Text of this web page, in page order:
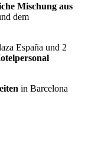
Mischung aus
dem
España und 2
in Barcelona